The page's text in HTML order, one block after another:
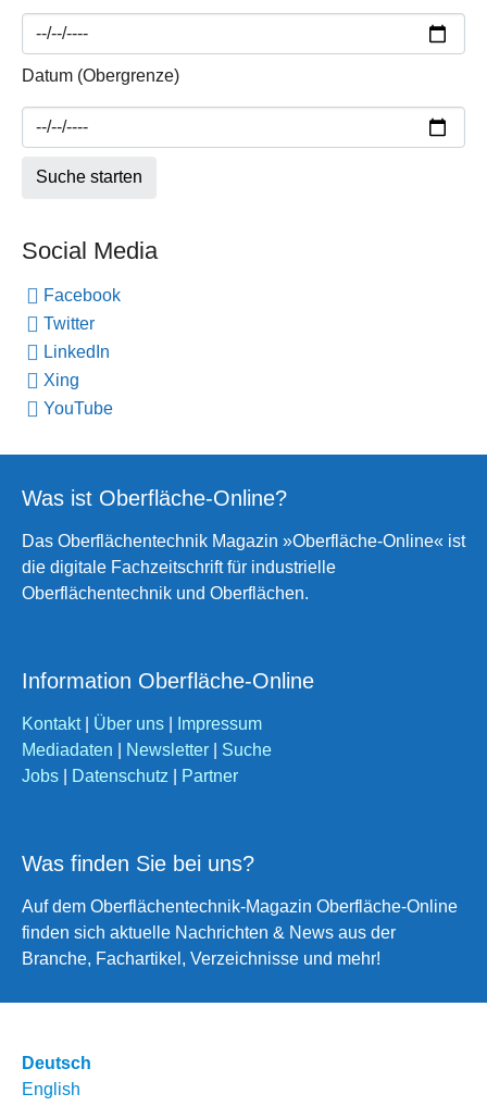
Datum (Obergrenze)
Social Media
Facebook
Twitter
LinkedIn
Xing
YouTube
Was ist Oberfläche-Online?
Das Oberflächentechnik Magazin »Oberfläche-Online« ist
die digitale Fachzeitschrift für industrielle
Oberflächentechnik und Oberflächen.
Information Oberfläche-Online
Kontakt| Über uns
Impressum
Mediadaten
Newsletter
Suche
Jobs
Datenschutz Partner
Was finden Sie bei uns?
Auf dem Oberflächentechnik-Magazin Oberfläche-Online
finden sich aktuelle Nachrichten & News aus der
Branche, Fachartikel, Verzeichnisse und mehr!
Deutsch
English